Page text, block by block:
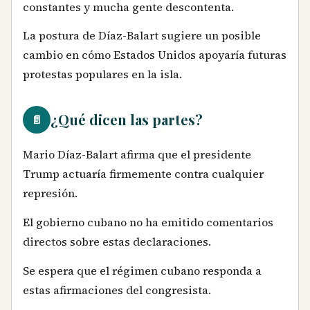
constantes y mucha gente descontenta.
La postura de Díaz-Balart sugiere un posible
cambio en cómo Estados Unidos apoyaría futuras
protestas populares en la isla.
📄 ¿Qué dicen las partes?
Mario Díaz-Balart afirma que el presidente
Trump actuaría firmemente contra cualquier
represión.
El gobierno cubano no ha emitido comentarios
directos sobre estas declaraciones.
Se espera que el régimen cubano responda a
estas afirmaciones del congresista.